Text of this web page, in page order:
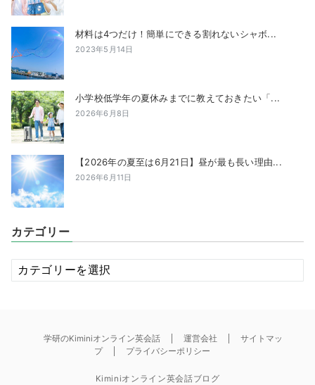
材料は4つだけ！簡単にできる割れないシャボ...
2023年5月14日
小学校低学年の夏休みまでに教えておきたい「...
2026年6月8日
【2026年の夏至は6月21日】昼が最も長い理由...
2026年6月11日
カテゴリー
カ
テ
学研のKiminiオンライン英会話 運営会社
サイトマッ
プ
プライバシーポリシー
Kiminiオンライン英会話ブログ